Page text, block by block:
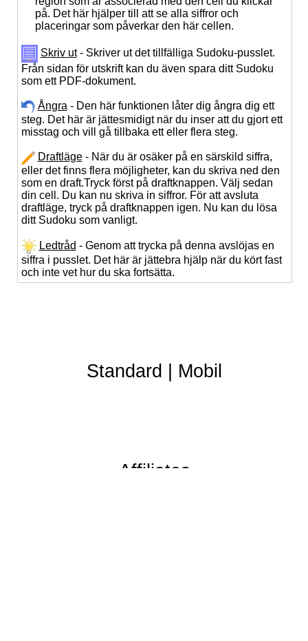
på. Det här hjälper till att se alla siffror och
placeringar som påverkar den här cellen.
Skriv ut- Skriver ut det tillfälliga Sudoku-pusslet.
Från sidan för utskrift kan du även spara ditt Sudoku
som ett PDF-dokument.
Ångra - Den här funktionen låter dig ångra dig ett
steg. Det här är jättesmidigt när du inser att du gjort ett
misstag och vill gå tillbaka ett eller flera steg.
Draftläge- När du är osäker på en särskild siffra,
eller det finns flera möjligheter, kan du skriva ned den
som en draft.Tryck först på draftknappen. Välj sedan
din cell. Du kan nu skriva in siffror. För att avsluta
draftläge, tryck på draftknappen igen. Nu kan du lösa
ditt Sudoku som vanligt.
Ledtråd - Genom att trycka på denna avslöjas en
siffra i pusslet. Det här är jättebra hjälp när du kört fast
och inte vet hur du ska fortsätta.
Standard Mobil
Affiliates